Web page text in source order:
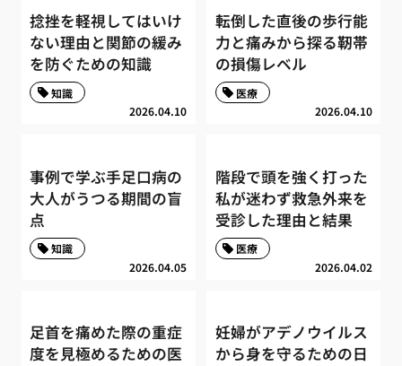
捻挫を軽視してはいけ
ない理由と関節の緩み
を防ぐための知識
2026.04.10
知識
転倒した直後の歩行能
力と痛みから探る靭帯
の損傷レベル
2026.04.10
医療
事例で学ぶ手足口病の
大人がうつる期間の盲
点
2026.04.05
知識
階段で頭を強く打った
私が迷わず救急外来を
受診した理由と結果
2026.04.02
医療
足首を痛めた際の重症
度を見極めるための医
妊婦がアデノウイルス
から身を守るための日